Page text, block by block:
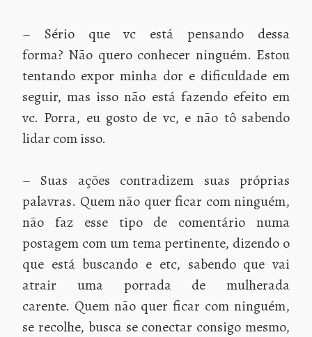
– Sério que vc está pensando dessa
forma? Não quero conhecer ninguém. Estou
tentando expor minha dor e dificuldade em
seguir, mas isso não está fazendo efeito em
vc. Porra, eu gosto de vc, e não tô sabendo
lidar com isso.
– Suas ações contradizem suas próprias
palavras. Quem não quer ficar com ninguém,
não faz esse tipo de comentário numa
postagem com um tema pertinente, dizendo o
que está buscando e etc, sabendo que vai
atrair uma porrada de mulherada
carente. Quem não quer ficar com ninguém,
se recolhe, busca se conectar consigo mesmo,